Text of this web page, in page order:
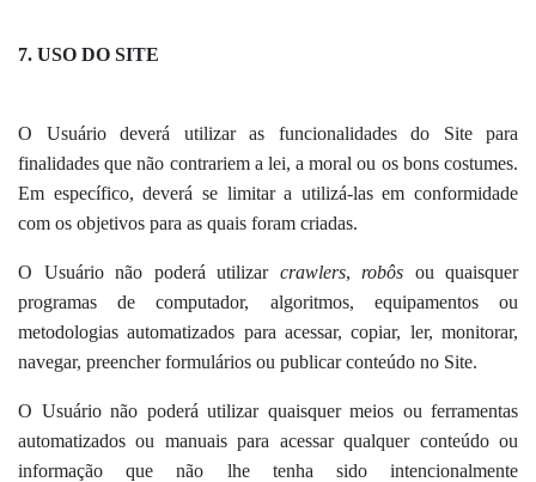
7. USO DO SITE
O Usuário deverá utilizar as funcionalidades do Site para
finalidades que não contrariem a lei, a moral ou os bons costumes.
Em específico, deverá se limitar a utilizá-las em conformidade
com os objetivos para as quais foram criadas.
O Usuário não poderá utilizar crawlers, robôs ou quaisquer
programas de computador, algoritmos, equipamentos ou
metodologias automatizados para acessar, copiar, ler, monitorar,
navegar, preencher formulários ou publicar conteúdo no Site.
O Usuário não poderá utilizar quaisquer meios ou ferramentas
automatizados ou manuais para acessar qualquer conteúdo ou
informação que não lhe tenha sido intencionalmente